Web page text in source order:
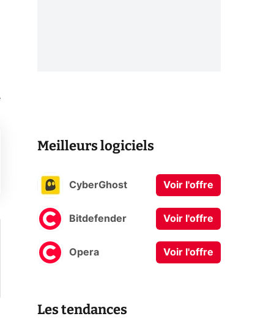
Meilleurs logiciels
CyberGhost Voir l'offre
Bitdefender Voir l'offre
Opera Voir l'offre
Les tendances